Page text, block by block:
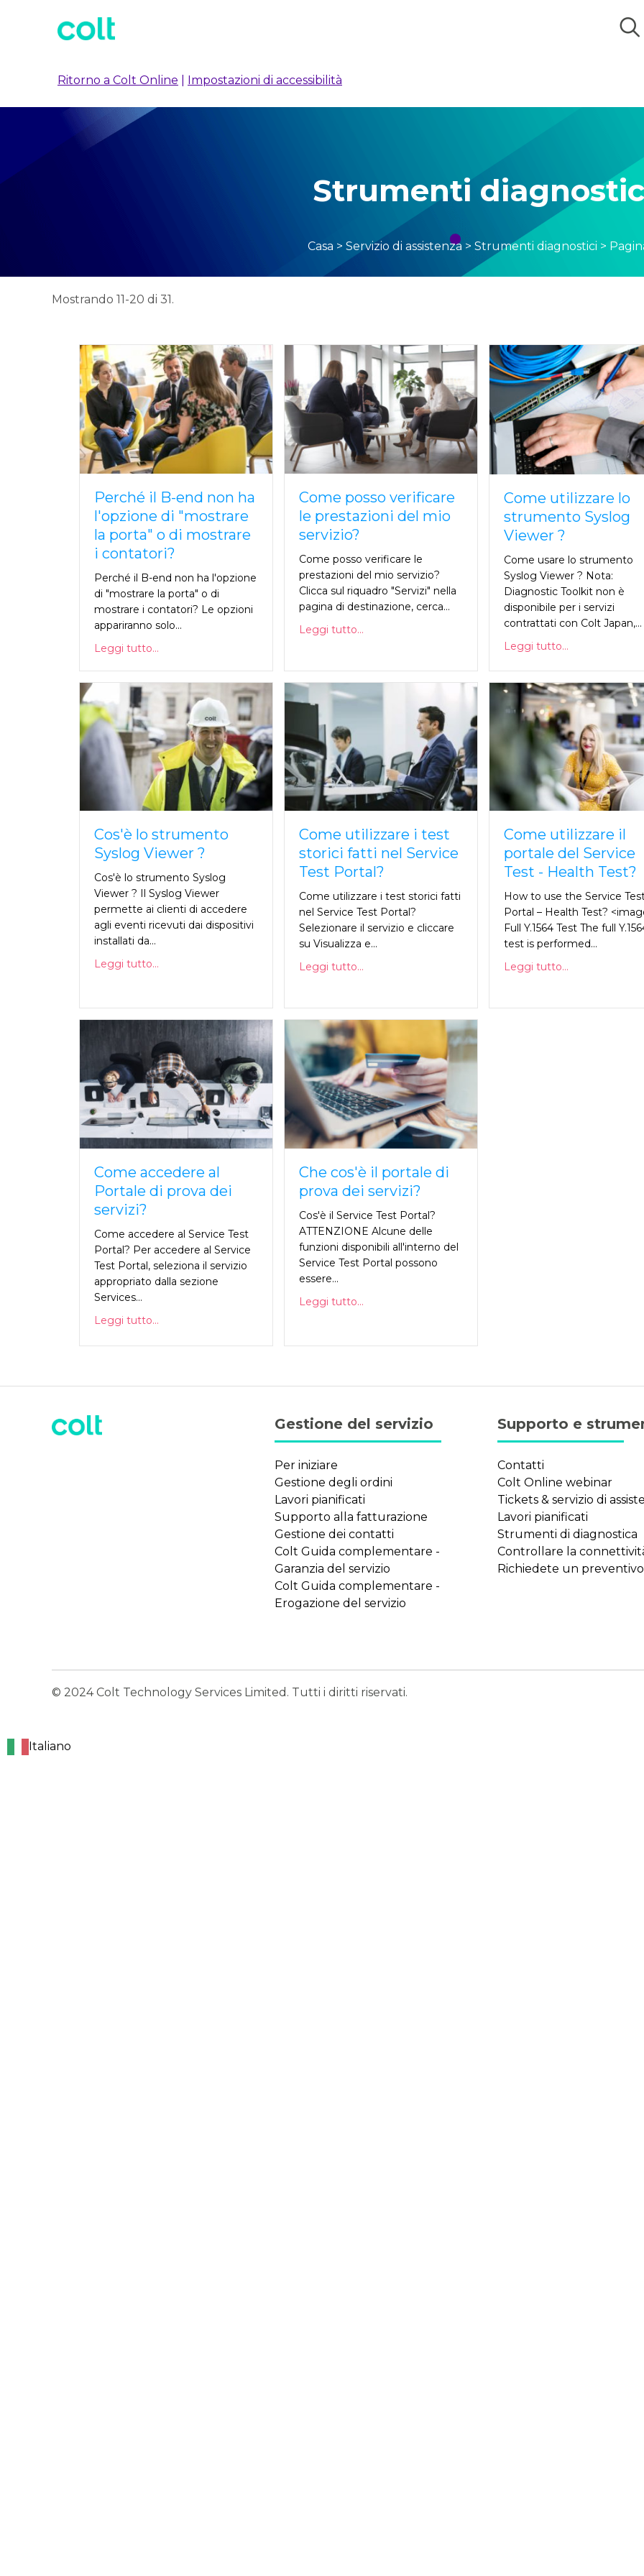
Ritorno a Colt Online Impostazioni di accessibilità
Strumenti
Casa > Servizio di assistenza > Strumenti diagnostici >
Mostrando 11-20 di 31.
Perché il B-end non ha
l'opzione di "mostrare
la porta" o di mostrare
i contatori?
Perché il B-end non ha l'opzione
di "mostrare la porta" o di
mostrare i contatori? Le opzioni
appariranno solo...
Leggi tutto...
Come posso verificare
le prestazioni del mio
servizio?
Come posso verificare le
prestazioni del mio servizio?
Clicca sul riquadro "Servizi" nella
pagina di destinazione, cerca...
Leggi tutto...
Come utilizzare lo
strumento Syslog
Viewer ?
Come usare lo strumento
Syslog Viewer ? Nota:
Diagnostic Toolkit non è
disponibile per i servizi
contrattati con Colt Japan,...
Leggi tutto...
Cos'è lo strumento
Syslog Viewer ?
Cos'è lo strumento Syslog
Viewer ? Il Syslog Viewer
permette ai clienti di accedere
agli eventi ricevuti dai dispositivi
installati da...
Leggi tutto...
Come utilizzare i test
storici fatti nel Service
Test Portal?
Come utilizzare i test storici fatti
nel Service Test Portal?
Selezionare il servizio e cliccare
su Visualizza e...
Leggi tutto...
Come utilizzare il
portale del Service
Test - Health Test?
How to use the Service
Portal – Health Test?
Full Y.1564 Test The full
test is performed…
Leggi tutto...
Come accedere al
Portale di prova dei
servizi?
Come accedere al Service Test
Portal? Per accedere al Service
Test Portal, seleziona il servizio
appropriato dalla sezione
Services...
Leggi tutto...
Che cos'è il portale di
prova dei servizi?
Cos'è il Service Test Portal?
ATTENZIONE Alcune delle
funzioni disponibili all'interno del
Service Test Portal possono
essere...
Leggi tutto...
Gestione del servizio
Per iniziare
Gestione degli ordini
Lavori pianificati
Supporto alla fatturazione
Gestione dei contatti
Colt Guida complementare -
Garanzia del servizio
Colt Guida complementare -
Erogazione del servizio
Supporto e
Contatti
Colt Online webinar
Tickets & servizio di
Lavori pianificati
Strumenti di diagnostica
Controllare la
Richiedete un preventivo
© 2024 Colt Technology Services Limited. Tutti i diritti riservati.
Italiano